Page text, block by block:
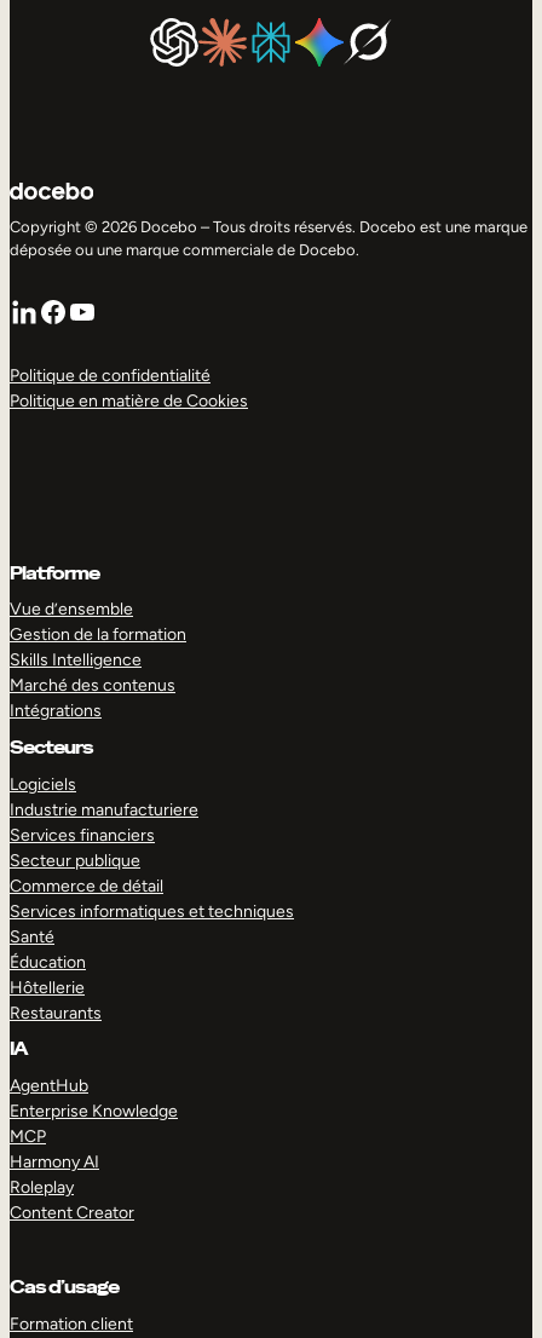
Copyright © 2026 Docebo – Tous droits réservés. Docebo est une marque
déposée ou une marque commerciale de Docebo.
LinkedIn
Facebook
YouTube
Politique de confidentialité
Politique en matière de Cookies
Platforme
Vue d’ensemble
Gestion de la formation
Skills Intelligence
Marché des contenus
Intégrations
Secteurs
Logiciels
Industrie manufacturiere
Services financiers
Secteur publique
Commerce de détail
Services informatiques et techniques
Santé
Éducation
Hôtellerie
Restaurants
IA
AgentHub
Enterprise Knowledge
MCP
Harmony AI
Roleplay
Content Creator
Cas d’usage
Formation client